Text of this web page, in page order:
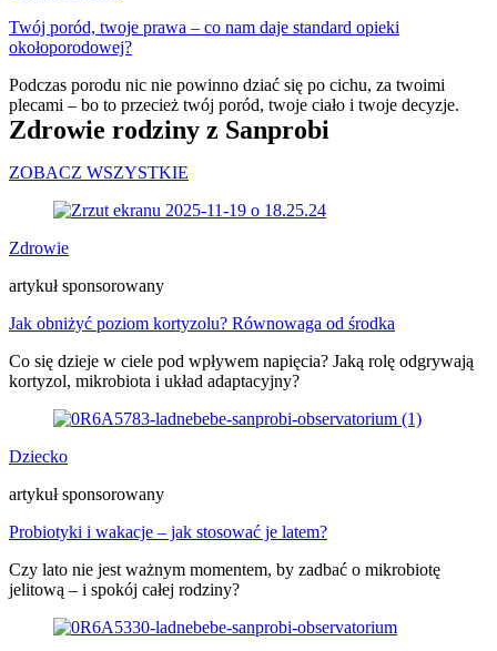
Twój poród, twoje prawa – co nam daje standard opieki
okołoporodowej?
Podczas porodu nic nie powinno dziać się po cichu, za twoimi
plecami – bo to przecież twój poród, twoje ciało i twoje decyzje.
Zdrowie rodziny z Sanprobi
ZOBACZ WSZYSTKIE
Zdrowie
artykuł sponsorowany
Jak obniżyć poziom kortyzolu? Równowaga od środka
Co się dzieje w ciele pod wpływem napięcia? Jaką rolę odgrywają
kortyzol, mikrobiota i układ adaptacyjny?
Dziecko
artykuł sponsorowany
Probiotyki i wakacje – jak stosować je latem?
Czy lato nie jest ważnym momentem, by zadbać o mikrobiotę
jelitową – i spokój całej rodziny?